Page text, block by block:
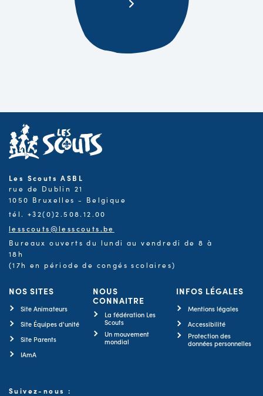
Les Scouts ASBL
rue de Dublin 21
1050 Bruxelles - Belgique
tél. +32(0)2.508.12.00
lesscouts@lesscouts.be
Bureaux ouverts du lundi au vendredi de 8 à
18h
(17h en période de congés scolaires)
NOS SITES
Site Animateurs
Site Équipes d'unité
Site Parents
IAmA
NOUS
CONNAITRE
La fédération Les
Scouts
Un mouvement
mondial
INFOS LÉGALES
Mentions légales
Accessibilité
Protection des
données personnelles
Suivez-nous :